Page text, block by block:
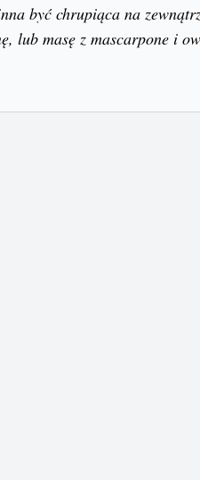
być chrupiąca na
lub masę z mascarpone i